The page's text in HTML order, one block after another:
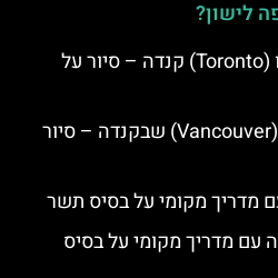
לישון?
סיורים חינמיים בטורונטו (Toronto) קנדה – סיור על
סיורים חינמיים בונקובר (Vancouver) שבקנדה – סיור
מדריך מקומי על בסיס תשר
עם מדריך מקומי על בסיס